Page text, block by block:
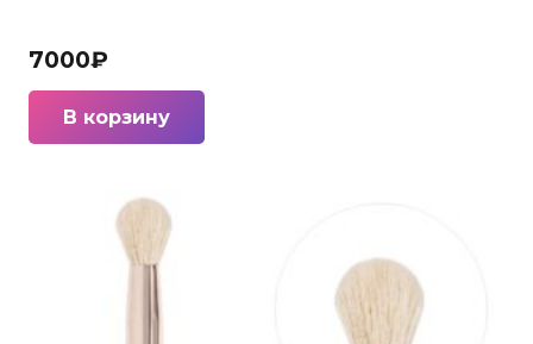
7000₽
В корзину